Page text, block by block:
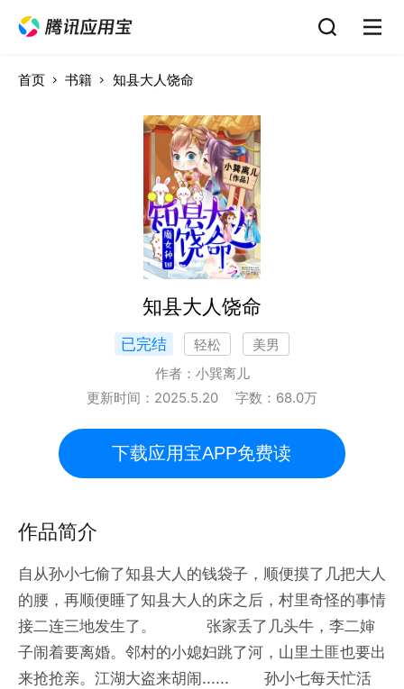
首页 书籍 知县大人饶命
知县大人饶命
已完结 轻松
美男
作者： 小巽离儿
更新时间： 2025.5.20 字数： 68.0万
下载应用宝APP免费读
作品简介
自从孙小七偷了知县大人的钱袋子，顺便摸了几把大人
的腰，再顺便睡了知县大人的床之后，村里奇怪的事情
接二连三地发生了。 张家丢了几头牛，李二婶
子闹着要离婚。邻村的小媳妇跳了河，山里土匪也要出
来抢抢亲。江湖大盗来胡闹...... 孙小七每天忙活